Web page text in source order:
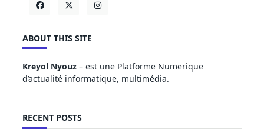
ABOUT THIS SITE
Kreyol Nyouz – est une Platforme Numerique
d’actualité informatique, multimédia.
RECENT POSTS